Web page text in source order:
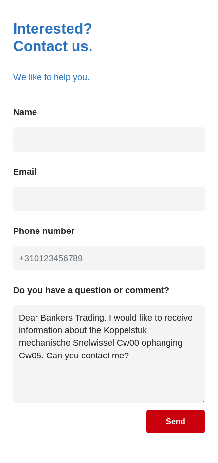
Interested?
Contact us.
We like to help you.
Name
Email
Phone number
Do you have a question or comment?
Send